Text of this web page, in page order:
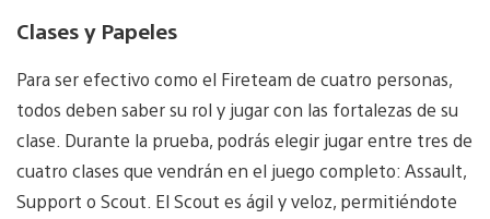
Clases y Papeles
Para ser efectivo como el Fireteam de cuatro personas,
todos deben saber su rol y jugar con las fortalezas de su
clase. Durante la prueba, podrás elegir jugar entre tres de
cuatro clases que vendrán en el juego completo: Assault,
Support o Scout. El Scout es ágil y veloz, permitiéndote